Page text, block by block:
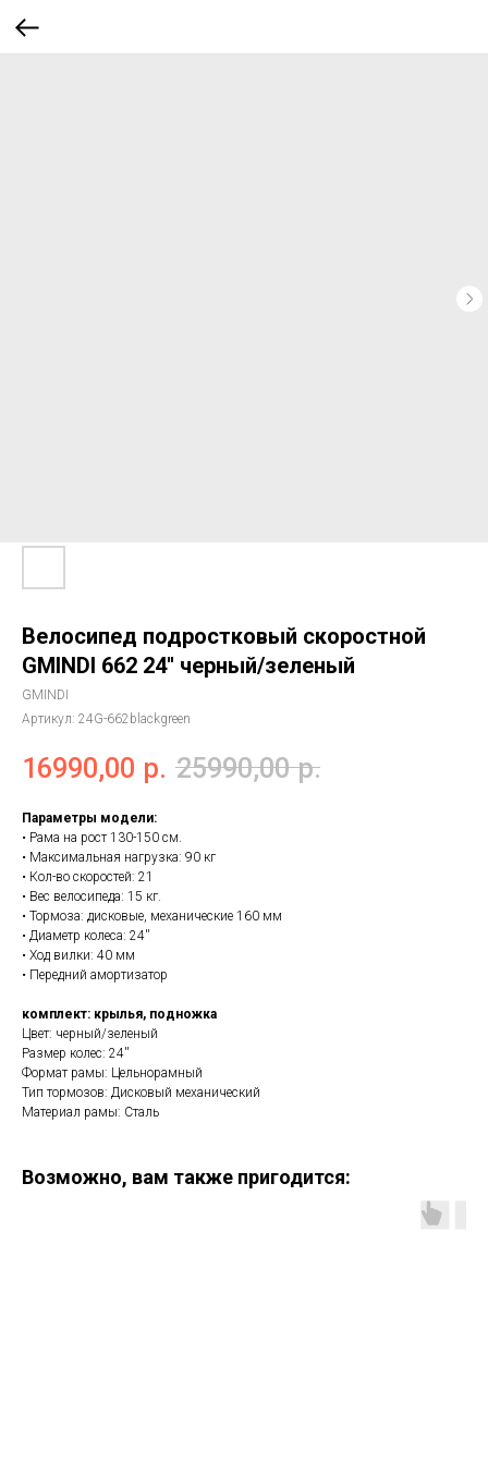
Велосипед подростковый скоростной
GMINDI 662 24'' черный/зеленый
GMINDI
Артикул: 24G-662blackgreen
16990,00 р. 25990,00 р.
Параметры модели:
• Рама на рост 130-150 см.
• Максимальная нагрузка: 90 кг
• Кол-во скоростей: 21
• Вес велосипеда: 15 кг.
• Тормоза: дисковые, механические 160 мм
• Диаметр колеса: 24''
• Ход вилки: 40 мм
• Передний амортизатор
комплект: крылья, подножка
Цвет: черный/зеленый
Размер колес: 24''
Формат рамы: Цельнорамный
Тип тормозов: Дисковый механический
Материал рамы: Сталь
Возможно, вам также пригодится: